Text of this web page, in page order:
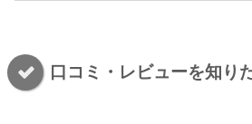
口コミ・レビューを知り